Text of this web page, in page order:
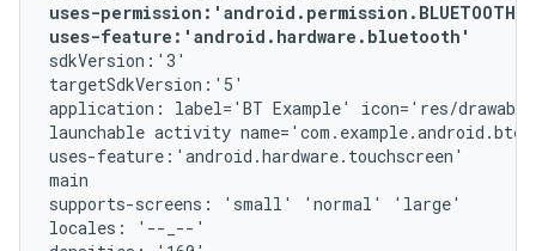
uses-
uses-feature:'android.hardware.bluetooth'
sdkVersion:'3'
targetSdkVersion:'5'
application: label='BT Example' icon='res/
launchable activity
uses-feature:'android.hardware.touchscreen'
main
supports-screens: 'small' 'normal' 'large'
locales: '--_--'